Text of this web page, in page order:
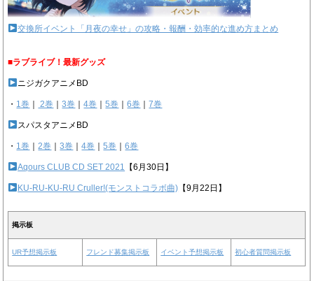
交換所イベント「月夜の幸せ」の攻略・報酬・効率的な進め方まとめ
■ラブライブ！最新グッズ
ニジガクアニメBD
・ 1巻 2巻 ｜3巻 ｜4巻 ｜5巻 ｜6巻 ｜7巻
スパスタアニメBD
・ 1巻 ｜2巻 ｜3巻 ｜4巻 ｜5巻 ｜6巻
Aqours CLUB CD SET 2021 【6月30日】
KU-RU-KU-RU Cruller!(モンストコラボ曲) 【9月22日】
掲示板
UR予想掲示板 フレンド募集掲示板 イベント予想掲示板 初心者質問掲示板